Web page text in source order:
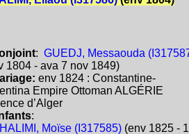
: GUEDJ, Messaouda
1804 - ava 7 nov 1849)
env 1824 : Constantine-
Empire Ottoman ALGÉRIE
d’Alger
:
HALIMI, Moïse (I317585)(env 1825 -